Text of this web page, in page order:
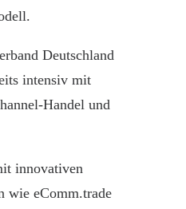
Deutschland
intensiv mit
Handel und
innovativen
wie eComm.trade